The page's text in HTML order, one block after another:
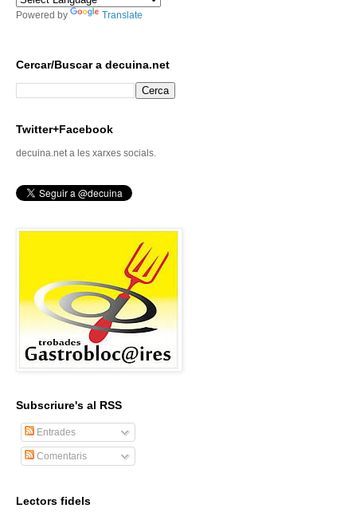
Powered by Translate
Cercar/Buscar a decuina.net
Twitter+Facebook
decuina.net a les xarxes socials.
Subscriure's al RSS
Entrades
Comentaris
Lectors fidels